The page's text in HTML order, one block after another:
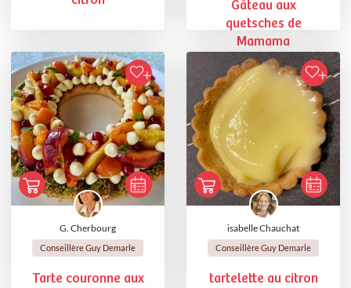
Gâteau aux
quetsches de
Mamama
G. Cherbourg
Conseillère Guy Demarle
Tarte couronne aux
isabelle Chauchat
Conseillère Guy Demarle
tartelette au citron